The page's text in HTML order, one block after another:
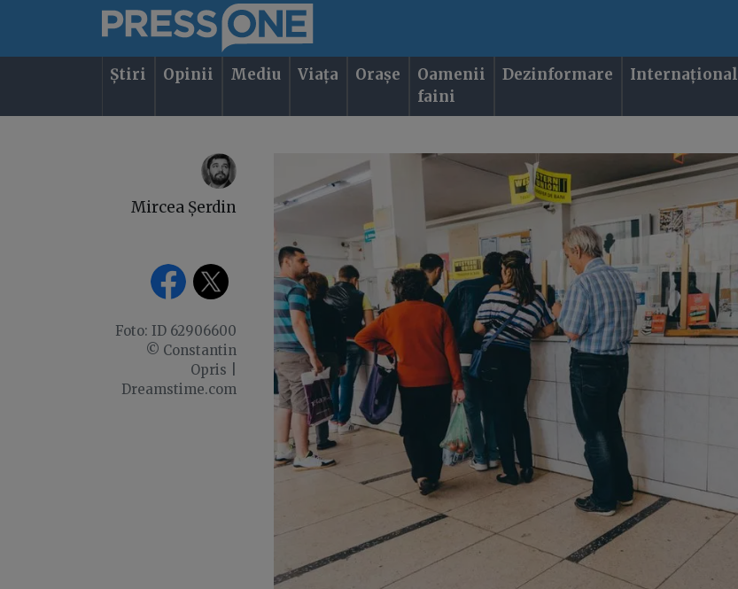
Știri Opinii Mediu Viața Orașe
Oamenii
faini
Dezinformare Internațional
Mircea Șerdin
Foto: ID 62906600
© Constantin
Opris |
Dreamstime.com